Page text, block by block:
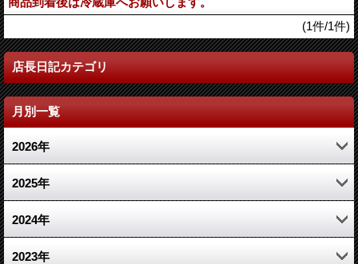
(1件/1件)
店長日記カテゴリ
月別一覧
2026年
4月 (1)
2月 (1)
1月 (1)
2025年
11月 (1)
3月 (1)
2024年
10月 (1)
2023年